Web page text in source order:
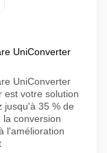
UniConverter
UniConverter
est votre solution
jusqu'à 35 % de
conversion
l'amélioration